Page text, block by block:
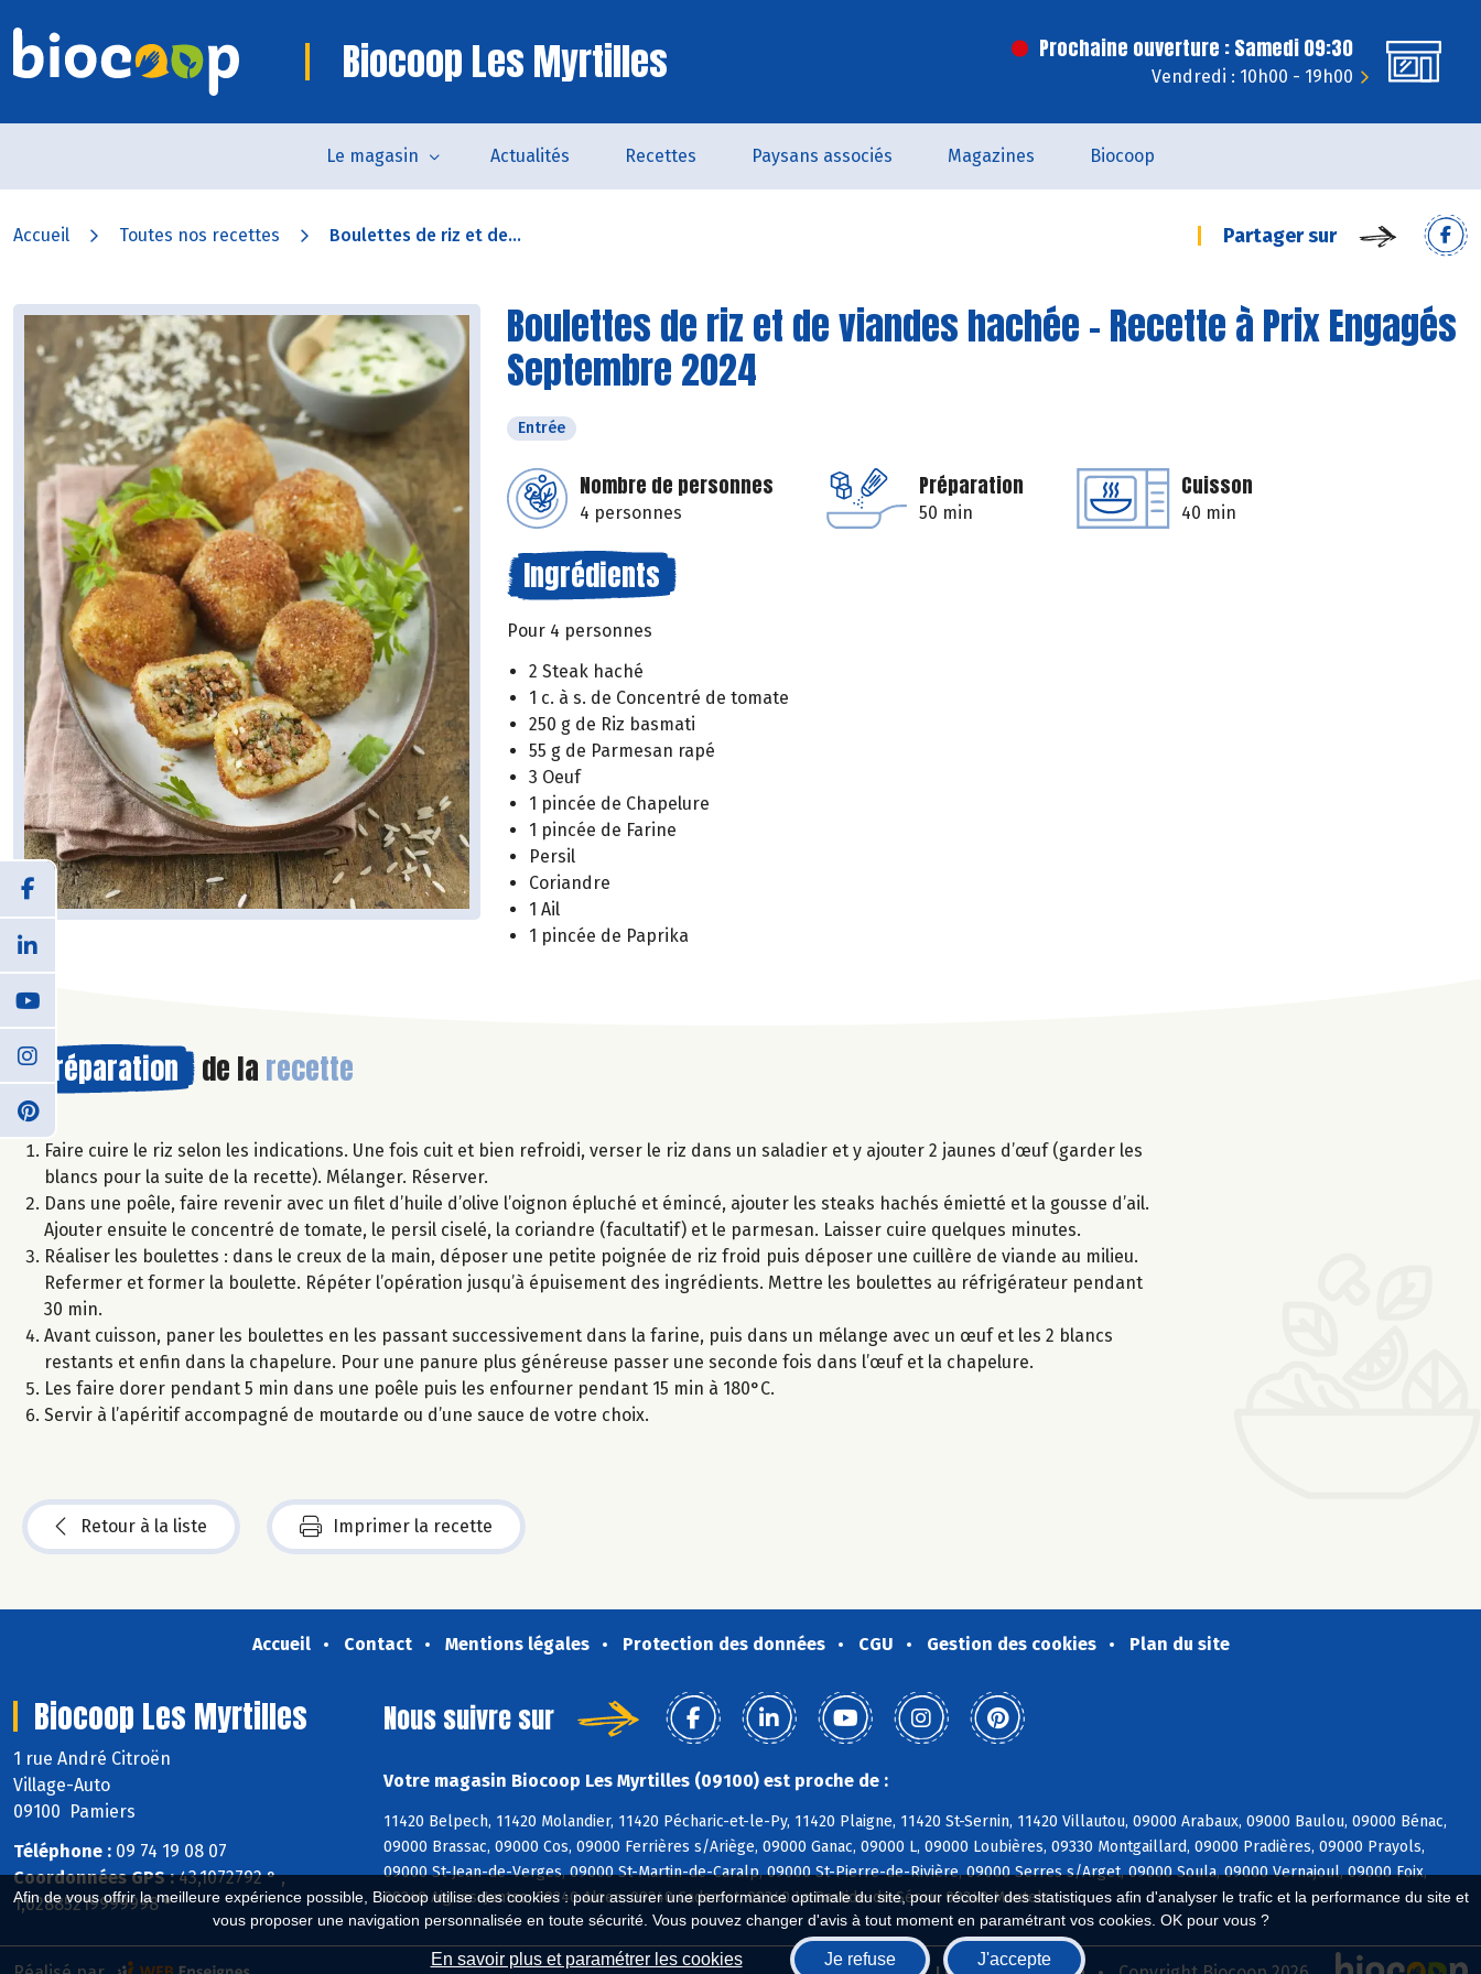
Afin de vous offrir la meilleure expérience possible, Biocoop utilise des cookies : pour assurer une performance optimale du site, pour récolter des statistiques afin d'analyser le trafic et la performance du site et
vous proposer une navigation personnalisée en toute sécurité. Vous pouvez changer d'avis à tout moment en paramétrant vos cookies. OK pour vous ?
En savoir plus et paramétrer les cookies Je refuse J'accepte
Biocoop Les Myrtilles Prochaine ouverture : Samedi 09:30
Vendredi : 10h00 - 19h00
Le magasin Actualités Recettes Paysans associés Magazines Biocoop
Accueil Toutes nos recettes Boulettes de riz et de... Partager sur
Boulettes de riz et de viandes hachée - Recette à Prix Engagés
Septembre 2024
Entrée
Nombre de personnes
4 personnes
Préparation
50 min
Cuisson
40 min
Ingrédients
Pour 4 personnes
2 Steak haché
1 c. à s. de Concentré de tomate
250 g de Riz basmati
55 g de Parmesan rapé
3 Oeuf
1 pincée de Chapelure
1 pincée de Farine
Persil
Coriandre
1 Ail
1 pincée de Paprika
Préparation de la recette
Faire cuire le riz selon les indications. Une fois cuit et bien refroidi, verser le riz dans un saladier et y ajouter 2 jaunes d’œuf (garder les
blancs pour la suite de la recette). Mélanger. Réserver.
Dans une poêle, faire revenir avec un filet d’huile d’olive l’oignon épluché et émincé, ajouter les steaks hachés émietté et la gousse d’ail.
Ajouter ensuite le concentré de tomate, le persil ciselé, la coriandre (facultatif) et le parmesan. Laisser cuire quelques minutes.
Réaliser les boulettes : dans le creux de la main, déposer une petite poignée de riz froid puis déposer une cuillère de viande au milieu.
Refermer et former la boulette. Répéter l’opération jusqu’à épuisement des ingrédients. Mettre les boulettes au réfrigérateur pendant
30 min.
Avant cuisson, paner les boulettes en les passant successivement dans la farine, puis dans un mélange avec un œuf et les 2 blancs
restants et enfin dans la chapelure. Pour une panure plus généreuse passer une seconde fois dans l’œuf et la chapelure.
Les faire dorer pendant 5 min dans une poêle puis les enfourner pendant 15 min à 180°C.
Servir à l’apéritif accompagné de moutarde ou d’une sauce de votre choix.
Retour à la liste Imprimer la recette
Accueil Contact Mentions légales Protection des données CGU Gestion des cookies Plan du site
Biocoop Les Myrtilles
1 rue André Citroën
Village-Auto
09100 Pamiers
Téléphone : 09 74 19 08 07
Coordonnées GPS :43,1072792 ° ,
1,62885219999998 °
Nous suivre sur
Votre magasin Biocoop Les Myrtilles (09100) est proche de :
11420 Belpech, 11420 Molandier, 11420 Pécharic-et-le-Py, 11420 Plaigne, 11420 St-Sernin, 11420 Villautou, 09000 Arabaux, 09000 Baulou, 09000 Bénac,
09000 Brassac, 09000 Cos, 09000 Ferrières s/Ariège, 09000 Ganac, 09000 L, 09000 Loubières, 09330 Montgaillard, 09000 Pradières, 09000 Prayols,
09000 St-Jean-de-Verges, 09000 St-Martin-de-Caralp, 09000 St-Pierre-de-Rivière, 09000 Serres s/Arget, 09000 Soula, 09000 Vernajoul, 09000 Foix,
09240 Aigues-Juntes, 09240 Alzen, 09240 Cadarcet, 09240 La Bastide-de-Sérou, 09240 Montels